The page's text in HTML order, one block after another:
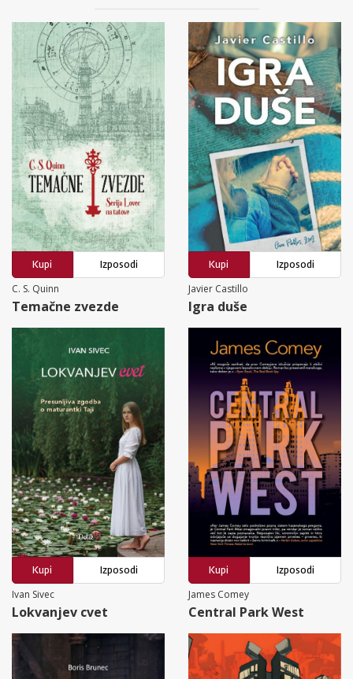
Kupi
Izposodi
C. S. Quinn
Temačne zvezde
Kupi
Izposodi
Javier Castillo
Igra duše
Kupi
Izposodi
Ivan Sivec
Lokvanjev cvet
Kupi
Izposodi
James Comey
Central Park West